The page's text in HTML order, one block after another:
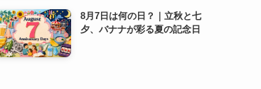
8月7日は何の日？｜立秋と七
夕、バナナが彩る夏の記念日